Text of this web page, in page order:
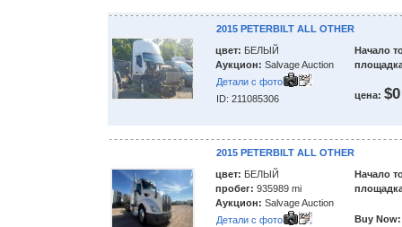
2015 PETERBILT ALL OTHER
цвет: БЕЛЫЙ
Аукцион: Salvage Auction
Детали с фото
ID: 211085306
Начало
цена: $0
2015 PETERBILT ALL OTHER
цвет: БЕЛЫЙ
пробег: 935989 mi
Аукцион: Salvage Auction
Детали с фото
Начало
Buy Now: